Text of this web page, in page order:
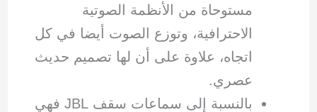
مستوحاة من الأنظمة الصوتية
الاحترافية، وتوزع الصوت أيضا في كل
اتجاه، علاوة على أن لها تصميم حديث
عصري.
بالنسبة إلى سماعات سقف JBL فهي